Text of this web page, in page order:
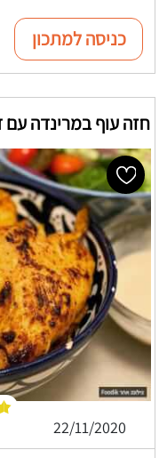
כניסה למתכון
חזה עוף במרינדה עם
22/11/2020